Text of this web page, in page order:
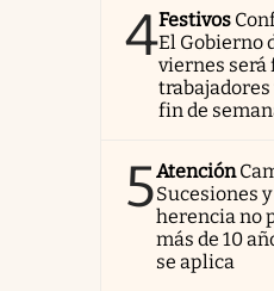
4Festivos
El Gobierno
viernes será
fin de
5Atención
Sucesiones
herencia no
más de 10
se aplica